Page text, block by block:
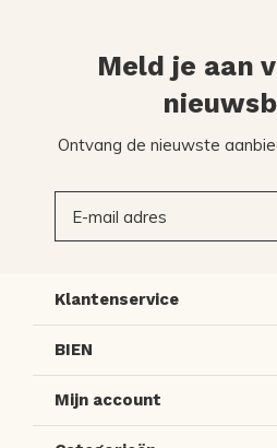
Meld je aan
Ontvang de nieuwste
Klantenservice
BIEN
Mijn account